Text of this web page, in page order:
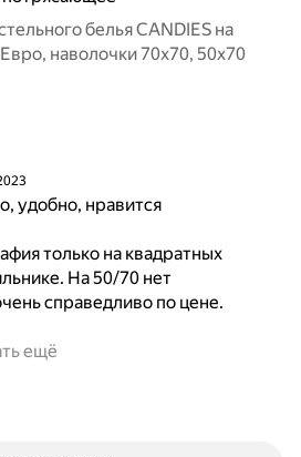
белья CANDIES на
наволочки 70x70, 50x70
удобно, нравится
только на квадратных
На 50/70 нет
справедливо по цене.
ещё